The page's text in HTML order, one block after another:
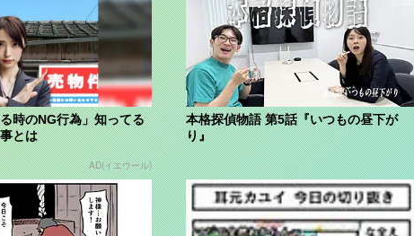
時のNG行為」知ってる
とは
AD(イエウール)
本格探偵物語 第5話『いつもの昼下が
り』